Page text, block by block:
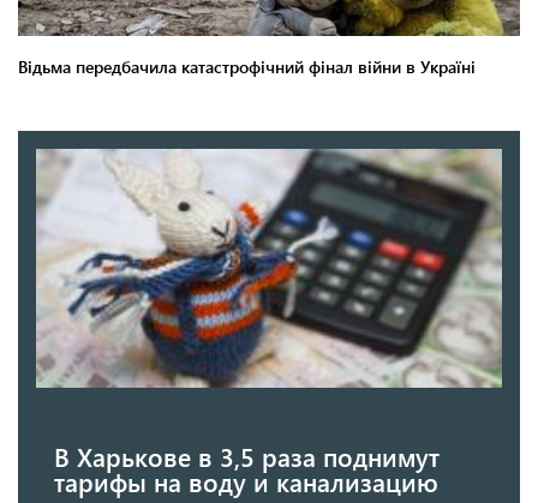
В Харькове в 3,5 раза поднимут
тарифы на воду и канализацию